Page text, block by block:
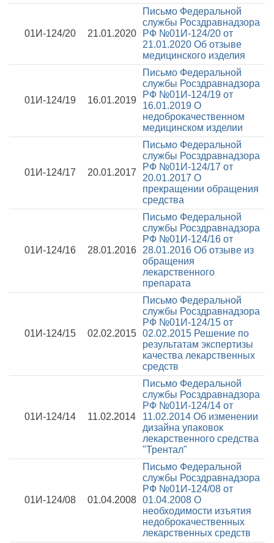
01И-124/20 21.01.2020
Письмо Федеральной
службы Росздравнадзора
РФ №01И-124/20 от
21.01.2020 Об отзыве
медицинского изделия
01И-124/19 16.01.2019
Письмо Федеральной
службы Росздравнадзора
РФ №01И-124/19 от
16.01.2019 О
недоброкачественном
медицинском изделии
01И-124/17 20.01.2017
Письмо Федеральной
службы Росздравнадзора
РФ №01И-124/17 от
20.01.2017 О
прекращении обращения
средства
01И-124/16 28.01.2016
Письмо Федеральной
службы Росздравнадзора
РФ №01И-124/16 от
28.01.2016 Об отзыве из
обращения
лекарственного
препарата
01И-124/15 02.02.2015
Письмо Федеральной
службы Росздравнадзора
РФ №01И-124/15 от
02.02.2015 Решение по
результатам экспертизы
качества лекарственных
средств
01И-124/14 11.02.2014
Письмо Федеральной
службы Росздравнадзора
РФ №01И-124/14 от
11.02.2014 Об изменении
дизайна упаковок
лекарственного средства
"Трентал"
01И-124/08 01.04.2008
Письмо Федеральной
службы Росздравнадзора
РФ №01И-124/08 от
01.04.2008 О
необходимости изъятия
недоброкачественных
лекарственных средств